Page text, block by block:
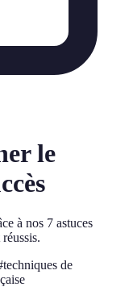
le
à nos 7 astuces
techniques de